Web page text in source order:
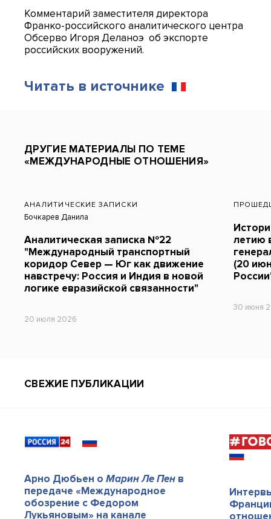
Комментарий заместителя директора
Франко-российского аналитического центра
Обсерво Игоря Деланоэ об экспорте
российских вооружений.
Читать в источнике
ДРУГИЕ МАТЕРИАЛЫ ПО ТЕМЕ
«МЕЖДУНАРОДНЫЕ ОТНОШЕНИЯ»
АНАЛИТИЧЕСКИЕ ЗАПИСКИ
Бочкарев Данила
Аналитическая записка №22
"Международный транспортный
коридор Север — Юг как движение
навстречу: Россия и Индия в новой
логике евразийской связанности"
20 июля 2026
летию
(20
30 июня
СВЕЖИЕ ПУБЛИКАЦИИ
Арно Дюбьен о Марин Ле Пен в
передаче «Международное
обозрение с Федором
Лукьяновым» на канале